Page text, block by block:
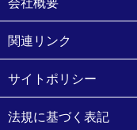
関連リンク
サイトポリシー
法規に基づく表記